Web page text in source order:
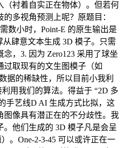
（衬着自实正在物体）。但若何
多视角预测上呢？原题目：
数小时，Point-E 的原生输出是
从肆意文本生成 3D 模子。只需
，3. 因为 Zero123 采用了球坐
取现有的文生图模子（如
据的稀缺性，所以目前小我利
用我们的算法。得益于 “2D 多
手艺线D AI 生成方式比拟，这
图像具有潜正在的不分歧性。我
。他们生成的 3D 模子凡是会呈
。One-2-3-45 可以或许正在一